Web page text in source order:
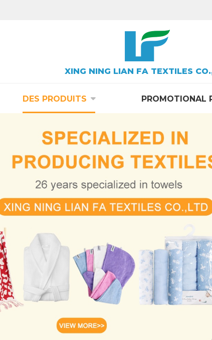
XING NING LIAN FA TEXTILES
DES PRODUITS PROMOTIONAL